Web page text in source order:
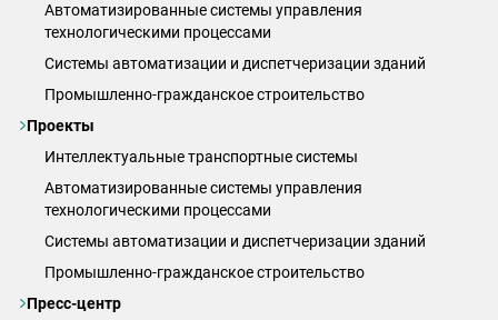
Автоматизированные системы управления
технологическими процессами
Системы автоматизации и диспетчеризации зданий
Промышленно-гражданское строительство
Проекты
Интеллектуальные транспортные системы
Автоматизированные системы управления
технологическими процессами
Системы автоматизации и диспетчеризации зданий
Промышленно-гражданское строительство
Пресс-центр